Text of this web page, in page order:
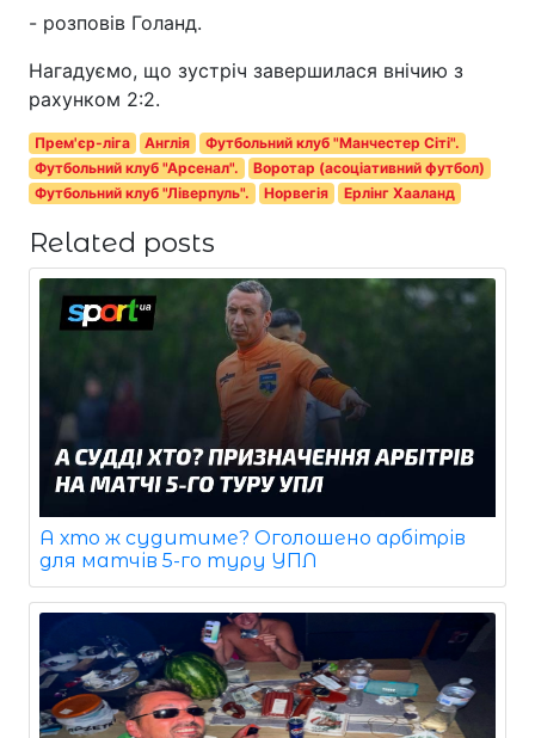
- розповів Голанд.
Нагадуємо, що зустріч завершилася внічию з
рахунком 2:2.
Прем'єр-ліга Англія
Футбольний клуб "Манчестер Сіті".
Футбольний клуб "Арсенал".
Воротар (асоціативний футбол)
Футбольний клуб "Ліверпуль".
Норвегія Ерлінг Хааланд
Related posts
А хто ж судитиме? Оголошено арбітрів
для матчів 5-го туру УПЛ